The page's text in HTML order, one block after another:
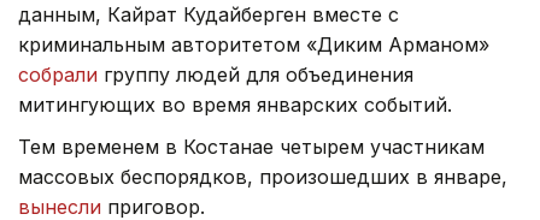
данным, Кайрат Кудайберген вместе с
криминальным авторитетом «Диким Арманом»
собрали группу людей для объединения
митингующих во время январских событий.
Тем временем в Костанае четырем участникам
массовых беспорядков, произошедших в январе,
вынесли приговор.